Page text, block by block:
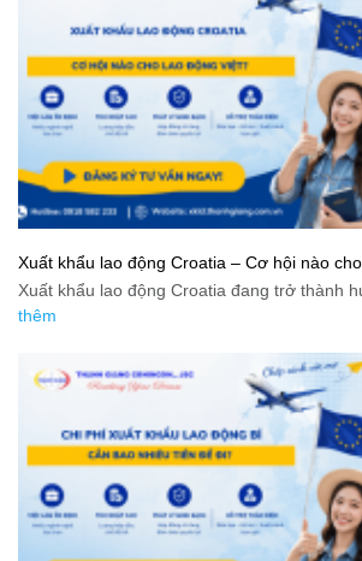
Xuất khẩu lao động Croatia – Cơ hội nào
Xuất khẩu lao động Croatia đang trở thành
thêm